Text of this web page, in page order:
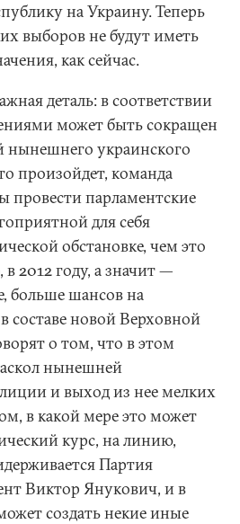
на Украину. Теперь
выборов не будут иметь
как сейчас.
деталь: в соответствии
может быть сокращен
украинского
произойдет, команда
провести парламентские
для себя
обстановке, чем это
2012 году, а значит —
больше шансов на
составе новой Верховной
о том, что в этом
нынешней
и выход из нее мелких
в какой мере это может
курс, на линию,
Партия
Виктор Янукович, и в
создать некие иные